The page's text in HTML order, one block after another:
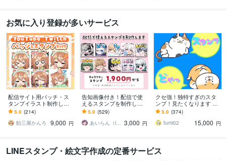
お気に入り登録が多いサービス
配信サイト用バッチ・ス
タンプイラスト制作しま
す 企業実績あり！メンバ
ーシップやサブスク特典
に最適！
5.0 (214)
飴三屋かんろ
9,000 円
告知画像付き！配信で使
えるスタンプを制作しま
す アニメーションスタン
プも対応はじめました！
5.0 (529)
あいらん（iran_stn） 3,000 円
クセ強！独特すぎのスタ
ンプ！見たくなります 大
手企業様お墨付きクオリ
ティ！キャラ映え間違い
ナシ！
5.0 (374)
fumi02
15,000 円
LINEスタンプ・絵文字作成の定番サービス